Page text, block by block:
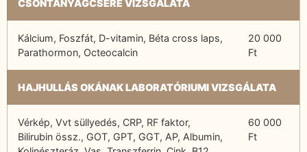
CSONTANYAGCSERE VIZSGÁLATA
Kálcium, Foszfát, D-vitamin, Béta cross laps,
Parathormon, Octeocalcin
20 000
Ft
HAJHULLÁS OKÁNAK LABORATÓRIUMI VIZSGÁLATA
Vérkép, Vvt süllyedés, CRP, RF faktor,
Bilirubin össz., GOT, GPT, GGT, AP, Albumin,
60 000
Ft